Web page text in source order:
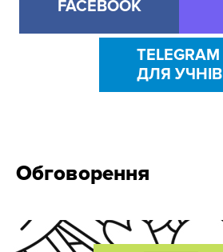
FACEBOOK
TELEGRAM
ДЛЯ УЧНІВ
Обговорення